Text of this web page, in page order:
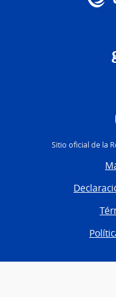
Sitio oficial de la